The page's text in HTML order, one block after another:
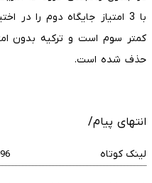
با 3 امتیاز جایگاه دوم را در
کمتر سوم است و ترکیه بدون
حذف شده است.
انتهای پیام/
لینک کوتاه